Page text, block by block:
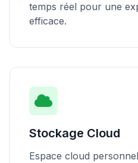
temps réel pour une
efficace.
Stockage Cloud
Espace cloud